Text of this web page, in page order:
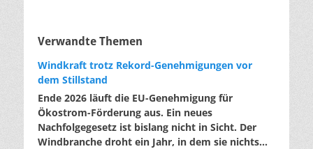
Verwandte Themen
Windkraft trotz Rekord-Genehmigungen vor
dem Stillstand
Ende 2026 läuft die EU-Genehmigung für
Ökostrom-Förderung aus. Ein neues
Nachfolgegesetz ist bislang nicht in Sicht. Der
Windbranche droht ein Jahr, in dem sie nichts